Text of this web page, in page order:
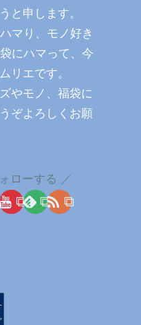
と申します。
マり、モノ好き
にハマって、今
リエです。
やモノ、福袋に
ぞよろしくお願
ローする